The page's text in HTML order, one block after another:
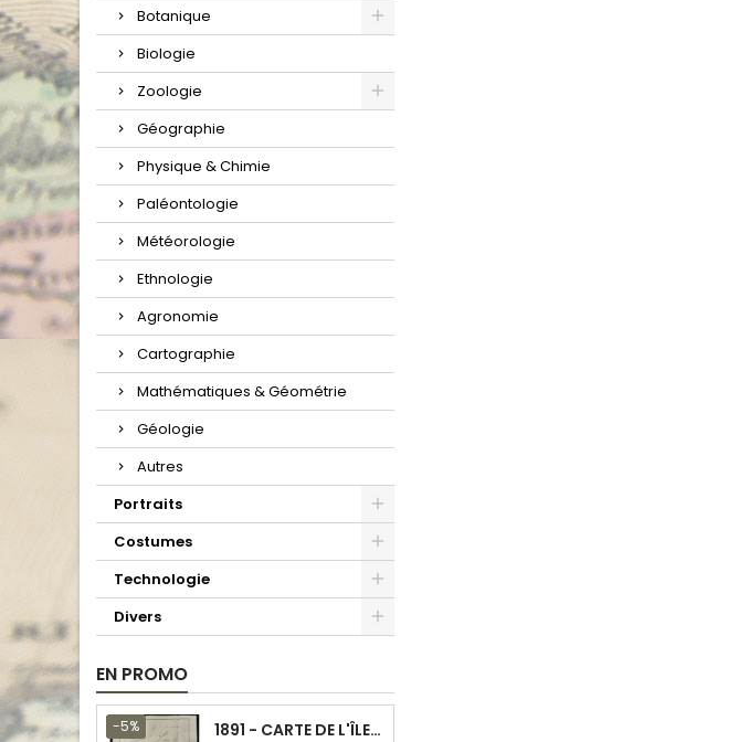
Botanique
Biologie
Zoologie
Géographie
Physique & Chimie
Paléontologie
Météorologie
Ethnologie
Agronomie
Cartographie
Mathématiques & Géométrie
Géologie
Autres
Portraits
Costumes
Technologie
Divers
EN PROMO
-5% 1891 - CARTE DE L'ÎLE DE BORNÉO